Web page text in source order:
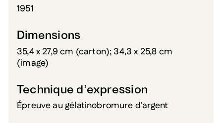
1951
Dimensions
35,4 x 27,9 cm (carton); 34,3 x 25,8 cm
(image)
Technique d’expression
Épreuve au gélatinobromure d'argent